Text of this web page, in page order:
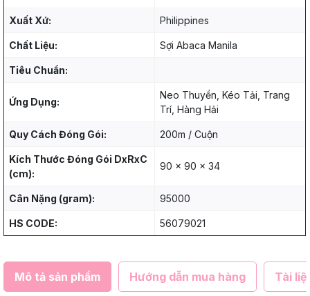
Xuất Xứ: Philippines
Chất Liệu: Sợi Abaca Manila
Tiêu Chuẩn:
Ứng Dụng:
Neo Thuyền, Kéo Tải, Trang
Trí, Hàng Hải
Quy Cách Đóng Gói: 200m / Cuộn
Kích Thước Đóng Gói DxRxC
(cm):
90 x 90 x 34
Cân Nặng (gram): 95000
HS CODE: 56079021
Mô tả sản phẩm Hướng dẫn mua hàng Tài